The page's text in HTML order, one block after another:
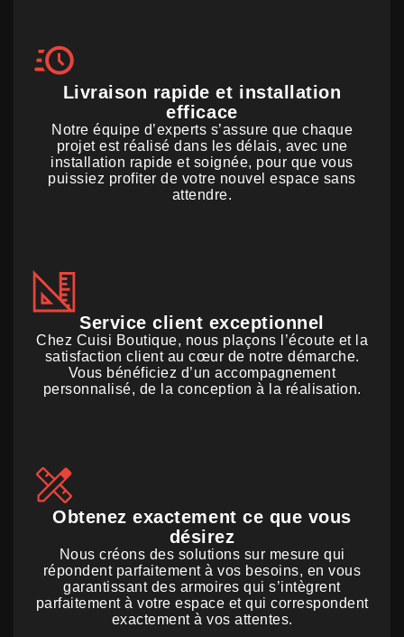
Livraison rapide et installation
efficace
Notre équipe d’experts s’assure que chaque
projet est réalisé dans les délais, avec une
installation rapide et soignée, pour que vous
puissiez profiter de votre nouvel espace sans
attendre.
Service client exceptionnel
Chez Cuisi Boutique, nous plaçons l’écoute et la
satisfaction client au cœur de notre démarche.
Vous bénéficiez d’un accompagnement
personnalisé, de la conception à la réalisation.
Obtenez exactement ce que vous
désirez
Nous créons des solutions sur mesure qui
répondent parfaitement à vos besoins, en vous
garantissant des armoires qui s’intègrent
parfaitement à votre espace et qui correspondent
exactement à vos attentes.